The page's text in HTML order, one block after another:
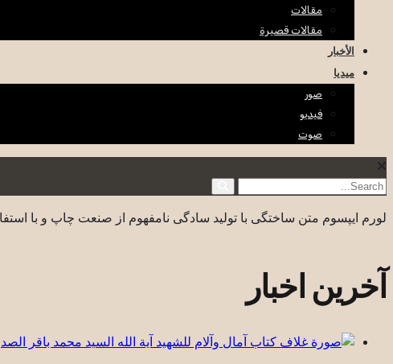
مقالات
مقالات قصيرة
الأخبار
ميديا
صور
فيديو
صوت
لورم ایپسوم متن ساختگی با تولید سادگی نامفهوم از صنعت چاپ و با
آخرین اخبار